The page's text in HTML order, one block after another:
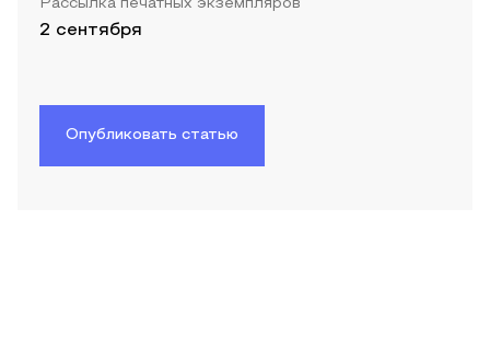
Рассылка печатных экземпляров
2 сентября
Опубликовать статью